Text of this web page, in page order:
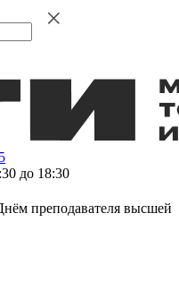
до 18:30
преподавателя высшей